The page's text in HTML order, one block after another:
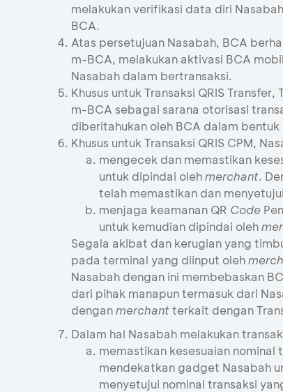
melakukan verifikasi data diri
BCA.
Atas persetujuan Nasabah, BCA
m-BCA, melakukan aktivasi BCA
Nasabah dalam bertransaksi.
Khusus untuk Transaksi QRIS Transfer,
m-BCA sebagai sarana otorisasi
diberitahukan oleh BCA dalam
Khusus untuk Transaksi QRIS CPM,
mengecek dan memastikan
untuk dipindai olehmerchant.
telah memastikan dan
menjaga keamanan QR Code
untuk kemudian dipindai oleh
Segala akibat dan kerugian yang
pada terminal yang diinput oleh
Nasabah dengan ini membebaskan
dari pihak manapun termasuk dari
denganmerchantterkait dengan
Dalam hal Nasabah melakukan
memastikan kesesuaian
mendekatkan gadget Nasabah
menyetujui nominal transaksi